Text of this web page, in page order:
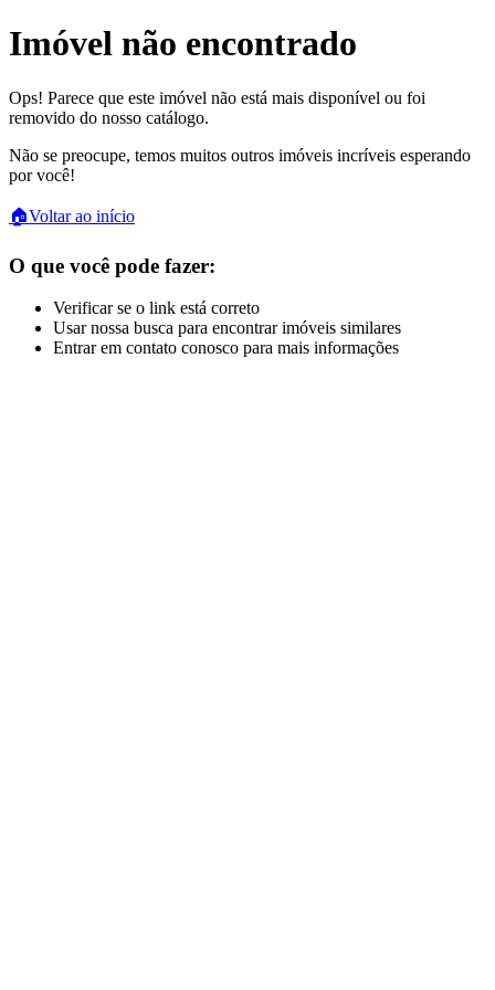
Imóvel não encontrado
Ops! Parece que este imóvel não está mais disponível ou foi
removido do nosso catálogo.
Não se preocupe, temos muitos outros imóveis incríveis esperando
por você!
🏠Voltar ao início
O que você pode fazer:
Verificar se o link está correto
Usar nossa busca para encontrar imóveis similares
Entrar em contato conosco para mais informações